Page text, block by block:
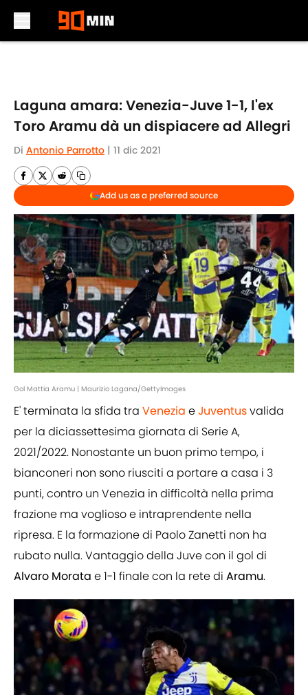
Laguna amara: Venezia-Juve 1-1, l'ex
Toro Aramu dà un dispiacere ad Allegri
Di Antonio Parrotto | 11 dic 2021
Add us as a preferred source
Gol Mattia Aramu | Maurizio Lagana/GettyImages
E' terminata la sfida tra Venezia eJuventusvalida
per la diciassettesima giornata di Serie A,
2021/2022. Nonostante un buon primo tempo, i
bianconeri non sono riusciti a portare a casa i 3
punti, contro un Venezia in difficoltà nella prima
frazione ma voglioso e intraprendente nella
ripresa. E la formazione di Paolo Zanetti non ha
rubato nulla. Vantaggio della Juve con il gol di
Alvaro Morata e 1-1 finale con la rete di Aramu.